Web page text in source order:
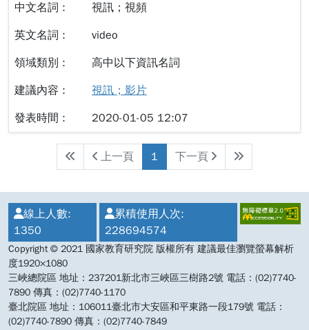
視訊；視頻
video
高中以下資訊名詞
視訊；影片
2020-01-05 12:07
上一頁 1 下一頁
線上人數:
1350
累積使用人次:
228694574
Copyright © 2021 國家教育研究院 版權所有 建議最佳瀏覽螢幕解析
度1920×1080
三峽總院區 地址：237201新北市三峽區三樹路2號 電話：(02)7740-
7890 傳真：(02)7740-1170
臺北院區 地址：106011臺北市大安區和平東路一段179號 電話：
(02)7740-7890 傳真：(02)7740-7849